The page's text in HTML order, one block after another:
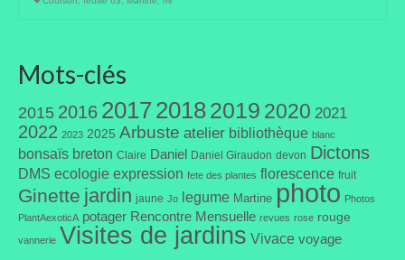
Mots-clés
2015 2016 201720182019 2020 2021
2022 2023 2025 Arbuste atelier bibliothèque blanc
bonsaïs breton Claire Daniel Daniel Giraudon devon Dictons
DMS ecologie expression fete des plantes florescence fruit
Ginette jardin jaune Jo legume Martine photo Photos
PlantAexoticA potager Rencontre Mensuelle revues rose rouge
vannerie Visites de jardins Vivace voyage